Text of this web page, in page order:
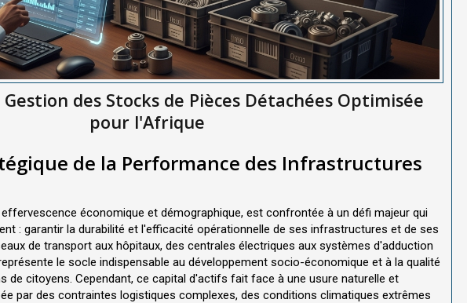
des Stocks de Pièces Détachées Optimisée
pour l'Afrique
de la Performance des Infrastructures
économique et démographique, est confrontée à un défi majeur qui
: garantir la durabilité et l'efficacité opérationnelle de ses infrastructures et de ses
de transport aux hôpitaux, des centrales électriques aux systèmes d'adduction
le socle indispensable au développement socio-économique et à la qualité
de citoyens. Cependant, ce capital d'actifs fait face à une usure naturelle et
par des contraintes logistiques complexes, des conditions climatiques extrêmes